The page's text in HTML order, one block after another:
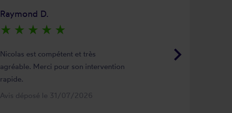
keyboard_arrow_right
Raymond D.
star_rate star_rate star_rate star_rate star_rate
Nicolas est compétent et très
agréable. Merci pour son intervention
rapide.
Avis déposé le 31/07/2026